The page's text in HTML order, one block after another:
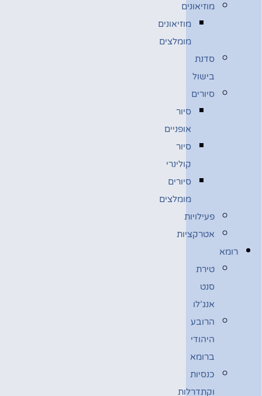
מוזיאונים
מוזיאונים
מומלצים
סדנת
בישול
סיורים
סיור
אופניים
סיור
קולינרי
סיורים
מומלצים
פעילויות
אטרקציות
רומא
טירת
סנט
אנג’לו
הרובע
היהודי
ברומא
כנסיות
וקתדרלות